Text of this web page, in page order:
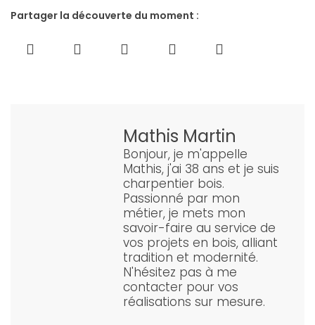
Partager la découverte du moment :
Mathis Martin
Bonjour, je m'appelle
Mathis, j'ai 38 ans et je suis
charpentier bois.
Passionné par mon
métier, je mets mon
savoir-faire au service de
vos projets en bois, alliant
tradition et modernité.
N'hésitez pas à me
contacter pour vos
réalisations sur mesure.